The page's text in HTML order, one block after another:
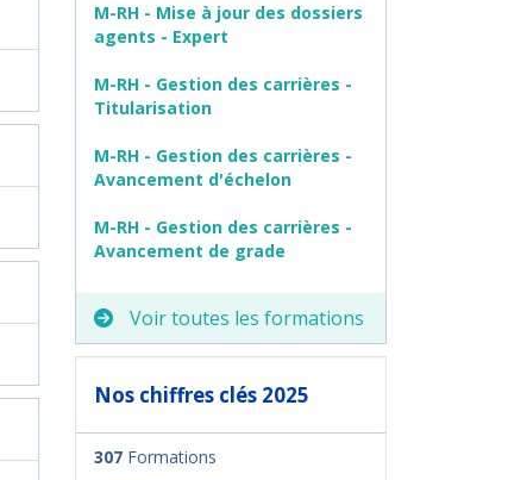
M-RH - Mise à jour des dossiers
agents - Expert
M-RH - Gestion des carrières -
Titularisation
M-RH - Gestion des carrières -
Avancement d'échelon
M-RH - Gestion des carrières -
Avancement de grade
Voir toutes les formations
Nos chiffres clés 2025
307 Formations